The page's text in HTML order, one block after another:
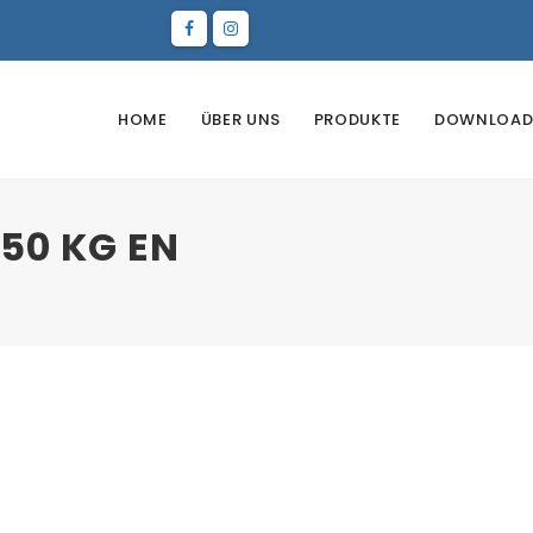
HOME ÜBER UNS PRODUKTE
KG EN